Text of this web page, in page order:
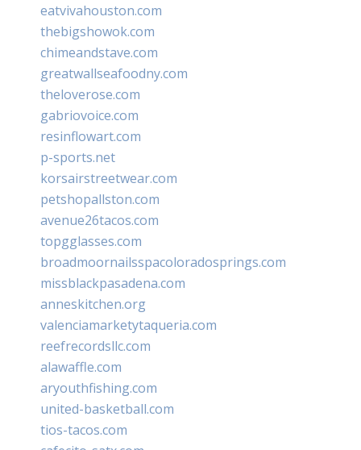
eatvivahouston.com
thebigshowok.com
chimeandstave.com
greatwallseafoodny.com
theloverose.com
gabriovoice.com
resinflowart.com
p-sports.net
korsairstreetwear.com
petshopallston.com
avenue26tacos.com
topgglasses.com
broadmoornailsspacoloradosprings.com
missblackpasadena.com
anneskitchen.org
valenciamarketytaqueria.com
reefrecordsllc.com
alawaffle.com
aryouthfishing.com
united-basketball.com
tios-tacos.com